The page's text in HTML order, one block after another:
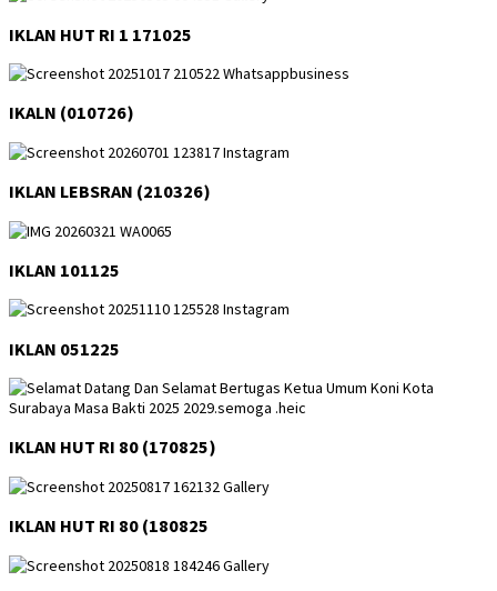
IKLAN HUT RI 1 171025
IKALN (010726)
IKLAN LEBSRAN (210326)
IKLAN 101125
IKLAN 051225
IKLAN HUT RI 80 (170825)
IKLAN HUT RI 80 (180825